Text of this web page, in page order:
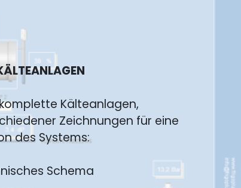
Kälteanlagen,
Zeichnungen für eine
des Systems:
Schema